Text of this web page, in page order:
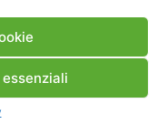
delle risorse
interazioni tra
possono essere
sono rese più